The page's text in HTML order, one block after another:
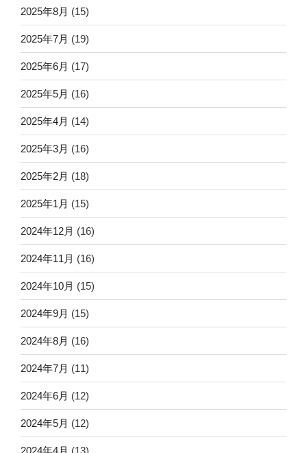
2025年8月 (15)
2025年7月 (19)
2025年6月 (17)
2025年5月 (16)
2025年4月 (14)
2025年3月 (16)
2025年2月 (18)
2025年1月 (15)
2024年12月 (16)
2024年11月 (16)
2024年10月 (15)
2024年9月 (15)
2024年8月 (16)
2024年7月 (11)
2024年6月 (12)
2024年5月 (12)
2024年4月 (13)